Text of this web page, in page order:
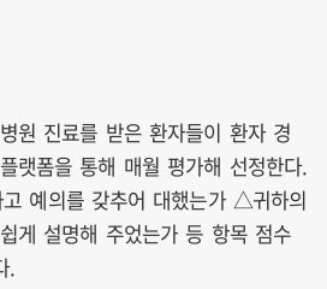
원 진료를 받은 환자들이 환자 경
랫폼을 통해 매월 평가해 선정한다.
예의를 갖추어 대했는가 △귀하의
게 설명해 주었는가 등 항목 점수
.